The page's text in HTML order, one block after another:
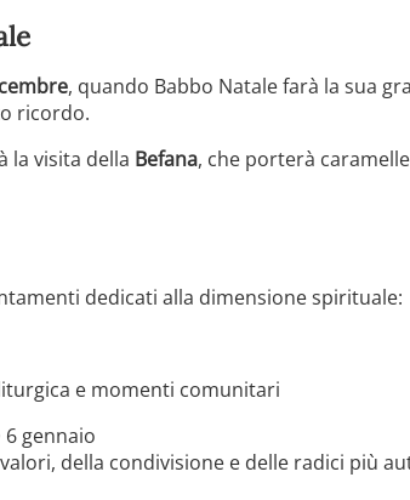
, quando Babbo Natale farà la sua
ricordo.
la visita della Befana, che porterà
dedicati alla dimensione spirituale:
e momenti comunitari
6 gennaio
della condivisione e delle radici più